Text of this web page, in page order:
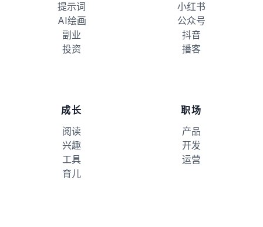
提示词
AI绘画
副业
投资
小红书
公众号
抖音
播客
成长
阅读
兴趣
工具
育儿
职场
产品
开发
运营